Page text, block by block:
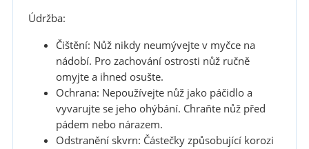
Údržba:
Čištění: Nůž nikdy neumývejte v myčce na
nádobí. Pro zachování ostrosti nůž ručně
omyjte a ihned osušte.
Ochrana: Nepoužívejte nůž jako páčidlo a
vyvarujte se jeho ohýbání. Chraňte nůž před
pádem nebo nárazem.
Odstranění skvrn: Částečky způsobující korozi